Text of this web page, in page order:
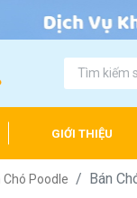
GIỚI THIỆU
Chó Poodle Bán